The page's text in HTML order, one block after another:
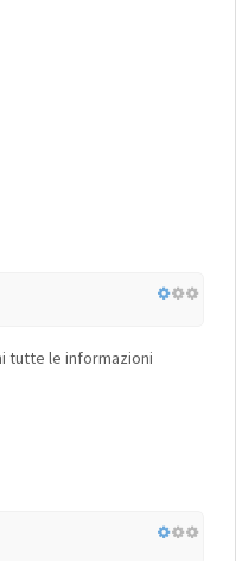
tutte le informazioni